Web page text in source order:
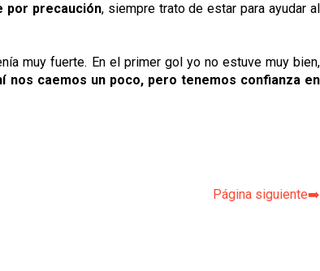
por precaución, siempre trato de estar para ayudar al
muy fuerte. En el primer gol yo no estuve muy bien,
caemos un poco, pero tenemos confianza en
Página siguiente➡️